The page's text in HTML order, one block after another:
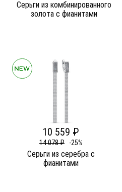
Серьги из комбинированного
золота c фианитами
10 559 ₽
14 078 ₽ -25%
Серьги из серебра c
фианитами